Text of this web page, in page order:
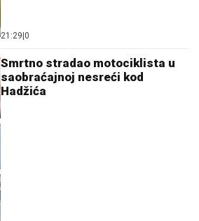
21:29|0
Smrtno stradao motociklista u
saobraćajnoj nesreći kod
Hadžića